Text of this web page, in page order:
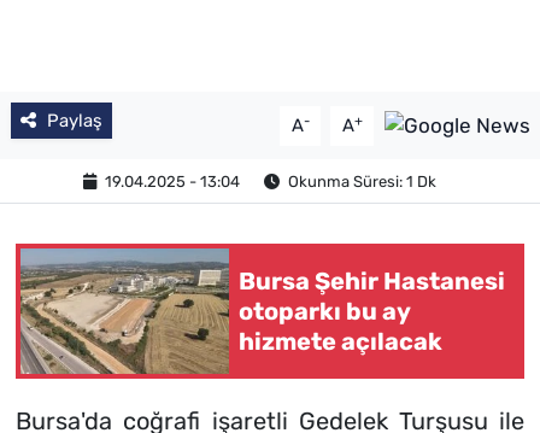
Paylaş A- A+
19.04.2025 - 13:04 Okunma Süresi: 1 Dk
Bursa Şehir Hastanesi
otoparkı bu ay
hizmete açılacak
Bursa'da coğrafi işaretli Gedelek Turşusu ile